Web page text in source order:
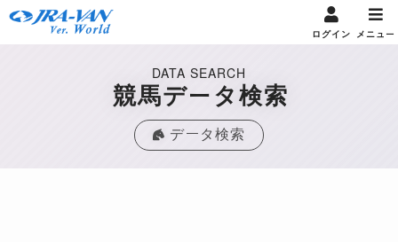
ログイン メニュー
DATA SEARCH
競馬データ検索
データ検索